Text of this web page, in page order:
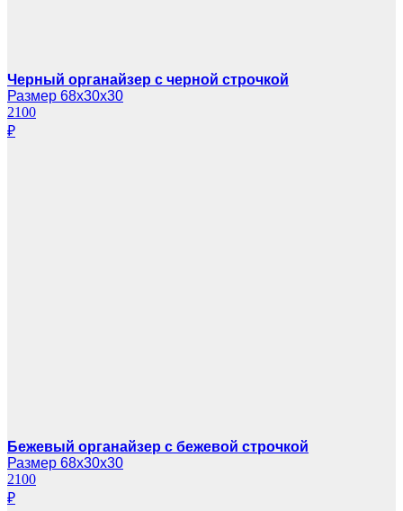
Черный органайзер с черной строчкой
Размер 68х30х30
2100
₽
Бежевый органайзер с бежевой строчкой
Размер 68х30х30
2100
₽